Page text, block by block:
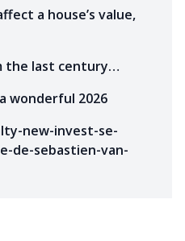
a house’s value,
the last century…
wonderful 2026
new-invest-se-
de-sebastien-van-